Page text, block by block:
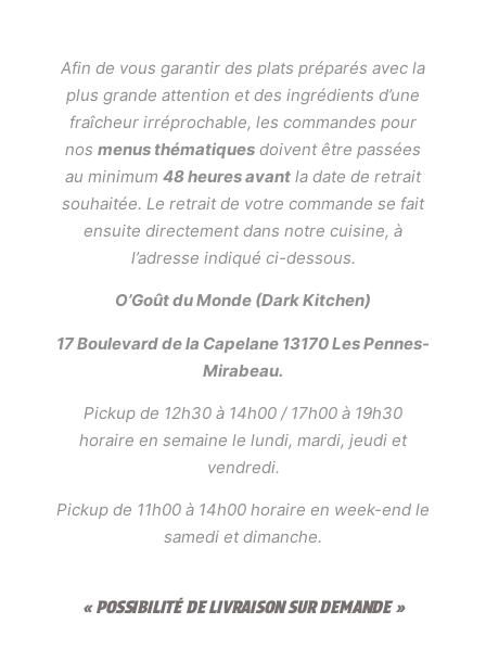
Afin de vous garantir des plats préparés avec la
plus grande attention et des ingrédients d’une
fraîcheur irréprochable, les commandes pour
nos menus thématiques doivent être passées
au minimum 48 heures avant la date de retrait
souhaitée. Le retrait de votre commande se fait
ensuite directement dans notre cuisine, à
l’adresse indiqué ci-dessous.
O’Goût du Monde (Dark Kitchen)
17 Boulevard de la Capelane 13170 Les Pennes-
Mirabeau.
Pickup de 12h30 à 14h00 / 17h00 à 19h30
horaire en semaine le lundi, mardi, jeudi et
vendredi.
Pickup de 11h00 à 14h00 horaire en week-end le
samedi et dimanche.
« POSSIBILITÉ DE LIVRAISON SUR DEMANDE »